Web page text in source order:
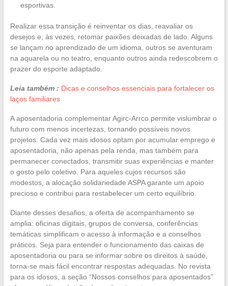
esportivas.
Realizar essa transição é reinventar os dias, reavaliar os
desejos e, às vezes, retomar paixões deixadas de lado. Alguns
se lançam no aprendizado de um idioma, outros se aventuram
na aquarela ou no teatro, enquanto outros ainda redescobrem o
prazer do esporte adaptado.
Leia também : Dicas e conselhos essenciais para fortalecer os
laços familiares
A aposentadoria complementar Agirc-Arrco permite vislumbrar o
futuro com menos incertezas, tornando possíveis novos
projetos. Cada vez mais idosos optam por acumular emprego e
aposentadoria, não apenas pela renda, mas também para
permanecer conectados, transmitir suas experiências e manter
o gosto pelo coletivo. Para aqueles cujos recursos são
modestos, a alocação solidariedade ASPA garante um apoio
precioso e contribui para restabelecer um certo equilíbrio.
Diante desses desafios, a oferta de acompanhamento se
amplia: oficinas digitais, grupos de conversa, conferências
temáticas simplificam o acesso à informação e a conselhos
práticos. Seja para entender o funcionamento das caixas de
aposentadoria ou para se informar sobre os direitos à saúde,
torna-se mais fácil encontrar respostas adequadas. No revista
para os idosos, a seção “Nossos conselhos para aposentados”